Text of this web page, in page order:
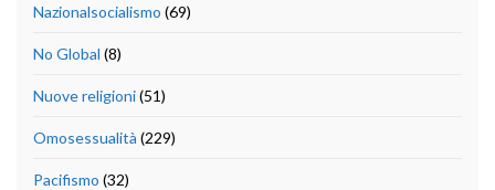
Nazionalsocialismo (69)
No Global (8)
Nuove religioni(51)
Omosessualità (229)
Pacifismo (32)